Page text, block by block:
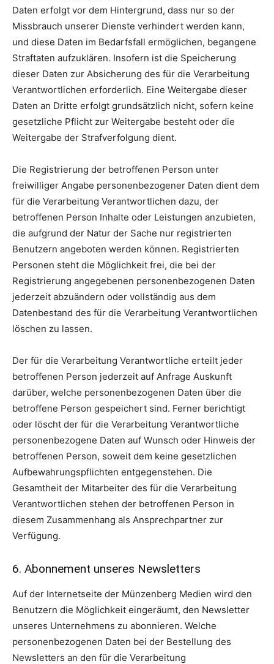
Daten erfolgt vor dem Hintergrund, dass nur so der
Missbrauch unserer Dienste verhindert werden kann,
und diese Daten im Bedarfsfall ermöglichen, begangene
Straftaten aufzuklären. Insofern ist die Speicherung
dieser Daten zur Absicherung des für die Verarbeitung
Verantwortlichen erforderlich. Eine Weitergabe dieser
Daten an Dritte erfolgt grundsätzlich nicht, sofern keine
gesetzliche Pflicht zur Weitergabe besteht oder die
Weitergabe der Strafverfolgung dient.
Die Registrierung der betroffenen Person unter
freiwilliger Angabe personenbezogener Daten dient dem
für die Verarbeitung Verantwortlichen dazu, der
betroffenen Person Inhalte oder Leistungen anzubieten,
die aufgrund der Natur der Sache nur registrierten
Benutzern angeboten werden können. Registrierten
Personen steht die Möglichkeit frei, die bei der
Registrierung angegebenen personenbezogenen Daten
jederzeit abzuändern oder vollständig aus dem
Datenbestand des für die Verarbeitung Verantwortlichen
löschen zu lassen.
Der für die Verarbeitung Verantwortliche erteilt jeder
betroffenen Person jederzeit auf Anfrage Auskunft
darüber, welche personenbezogenen Daten über die
betroffene Person gespeichert sind. Ferner berichtigt
oder löscht der für die Verarbeitung Verantwortliche
personenbezogene Daten auf Wunsch oder Hinweis der
betroffenen Person, soweit dem keine gesetzlichen
Aufbewahrungspflichten entgegenstehen. Die
Gesamtheit der Mitarbeiter des für die Verarbeitung
Verantwortlichen stehen der betroffenen Person in
diesem Zusammenhang als Ansprechpartner zur
Verfügung.
6. Abonnement unseres Newsletters
Auf der Internetseite der Münzenberg Medien wird den
Benutzern die Möglichkeit eingeräumt, den Newsletter
unseres Unternehmens zu abonnieren. Welche
personenbezogenen Daten bei der Bestellung des
Newsletters an den für die Verarbeitung